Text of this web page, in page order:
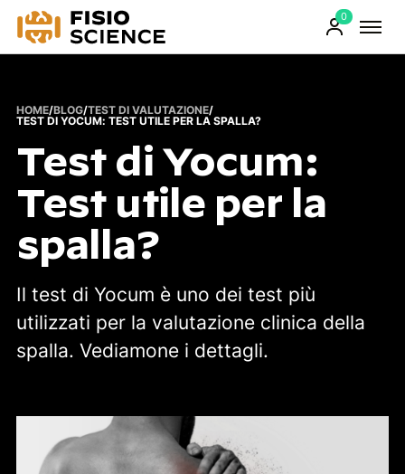
0
Prodotti
HOME/BLOG/TEST DI VALUTAZIONE/
TEST DI YOCUM: TEST UTILE PER LA SPALLA?
Test di Yocum:
Test utile per la
spalla?
Il test di Yocum è uno dei test più
utilizzati per la valutazione clinica della
spalla. Vediamone i dettagli.